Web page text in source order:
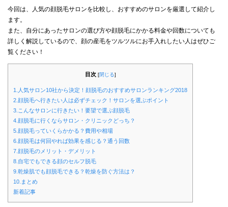
今回は、人気の顔脱毛サロンを比較し、おすすめのサロンを厳選して紹介し
ます。
また、自分にあったサロンの選び方や顔脱毛にかかる料金や回数についても
詳しく解説しているので、顔の産毛をツルツルにお手入れしたい人はぜひご
覧ください！
目次 [閉じる]
1.人気サロン10社から決定！顔脱毛のおすすめサロンランキング2018
2.顔脱毛へ行きたい人は必ずチェック！サロンを選ぶポイント
3.こんなサロンに行きたい！要望で選ぶ顔脱毛
4.顔脱毛に行くならサロン・クリニックどっち？
5.顔脱毛っていくらかかる？費用や相場
6.顔脱毛は何回やれば効果を感じる？通う回数
7.顔脱毛のメリット・デメリット
8.自宅でもできる顔のセルフ脱毛
9.乾燥肌でも顔脱毛できる？乾燥を防ぐ方法は？
10.まとめ
新着記事